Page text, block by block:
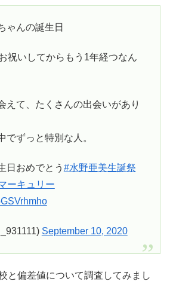
ゃんの誕生日
祝いしてからもう1年経つなん
えて、たくさんの出会いがあり
でずっと特別な人。
日おめでとう #水野亜美生誕祭
ーキュリー
September 10, 2020
と偏差値について調査してみまし